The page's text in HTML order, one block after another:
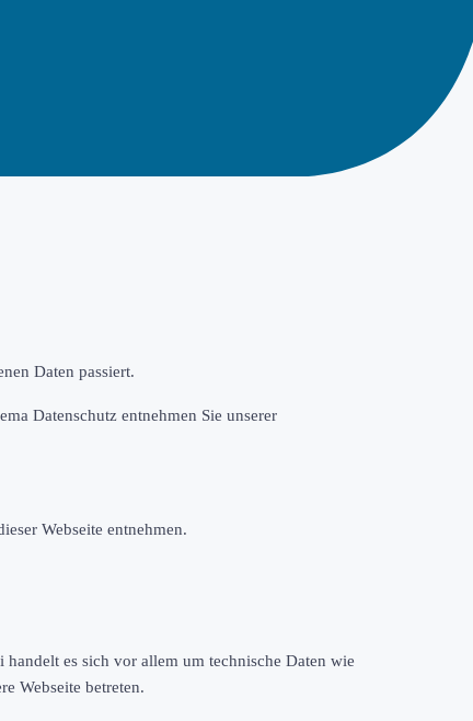
Daten passiert.
Datenschutz entnehmen Sie unserer
Webseite entnehmen.
es sich vor allem um technische Daten wie
Webseite betreten.